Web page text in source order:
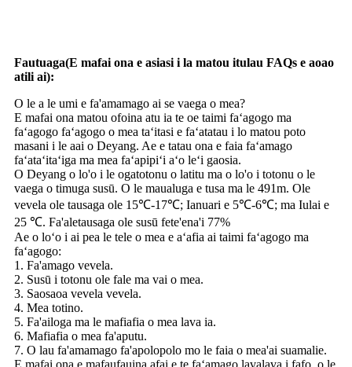
Fautuaga(E mafai ona e asiasi i la matou itulau FAQs e aoao
atili ai):
O le a le umi e fa'amamago ai se vaega o mea?
E mafai ona matou ofoina atu ia te oe taimi faʻagogo ma
faʻagogo faʻagogo o mea taʻitasi e faʻatatau i lo matou poto
masani i le aai o Deyang. Ae e tatau ona e faia faʻamago
faʻataʻitaʻiga ma mea faʻapipiʻi aʻo leʻi gaosia.
O Deyang o lo'o i le ogatotonu o latitu ma o lo'o i totonu o le
vaega o timuga susū. O le maualuga e tusa ma le 491m. Ole
vevela ole tausaga ole 15℃-17℃; Ianuari e 5℃-6℃; ma Iulai e
25 ℃. Fa'aletausaga ole susū fete'ena'i 77%
Ae o loʻo i ai pea le tele o mea e aʻafia ai taimi faʻagogo ma
faʻagogo:
1. Fa'amago vevela.
2. Susū i totonu ole fale ma vai o mea.
3. Saosaoa vevela vevela.
4. Mea totino.
5. Fa'ailoga ma le mafiafia o mea lava ia.
6. Mafiafia o mea fa'aputu.
7. O lau fa'amamago fa'apolopolo mo le faia o mea'ai suamalie.